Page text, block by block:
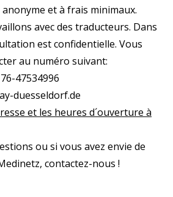
et à frais minimaux.
avec des traducteurs. Dans
est confidentielle. Vous
au numéro suivant:
47534996
duesseldorf.de
et les heures d´ouverture à
ou si vous avez envie de
contactez-nous !